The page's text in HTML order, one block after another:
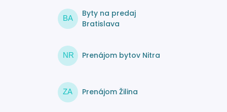
BA
Byty na predaj
Bratislava
NR Prenájom bytov Nitra
ZA Prenájom Žilina